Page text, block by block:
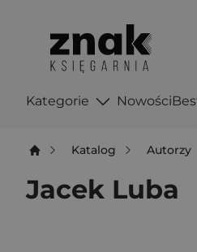
Kategorie Nowości
Katalog Autorzy
Jacek Luba